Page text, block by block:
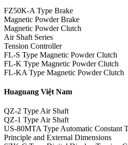
FZ50K-A Type Brake
Magnetic Powder Brake
Magnetic Powder Clutch
Air Shaft Series
Tension Controller
FL-S Type Magnetic Powder Clutch
FL-K Type Magnetic Powder Clutch
FL-KA Type Magnetic Powder Clutch
Huaguang Việt Nam
QZ-2 Type Air Shaft
QZ-1 Type Air Shaft
US-80MTA Type Automatic Constant
Principle and External Dimensions